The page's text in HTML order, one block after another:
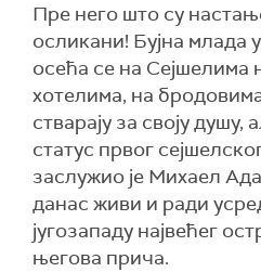
Пре него што су
осликани! Бујна млада
осећа се на Сејшелима
хотелима, на
стварају за своју душу,
статус првог
заслужио је Михаел
данас живи и ради
југозападу највећег
његова прича.